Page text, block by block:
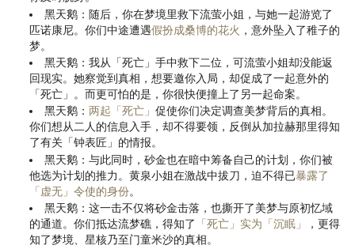
黑天鹅：随后，你在梦境里救下流萤小姐，与她一起游览了
匹诺康尼。你们中途遭遇假扮成桑博的花火 ，意外坠入了稚子的
梦。
黑天鹅：我从「死亡」手中救下二位，可流萤小姐却没能返
回现实。她察觉到真相，想要邀你入局，却促成了一起意外的
「死亡」。而更可怕的是，你很快便撞上了另一起命案。
黑天鹅：两起「死亡」促使你们决定调查美梦背后的真相。
你们想从二人的信息入手，却不得要领，反倒从加拉赫那里得知
了有关「钟表匠」的情报。
黑天鹅：与此同时，砂金也在暗中筹备自己的计划，你们被
他选为计划的推力。黄泉小姐在激战中拔刀，迫不得已暴露了
「虚无」令使的身份。
黑天鹅：这一击不仅将砂金击落，也撕开了美梦与原初忆域
的通道。你们抵达流梦礁，得知了
「死亡」实为「沉眠」
，更得
知了梦境、星核乃至门童米沙的真相。